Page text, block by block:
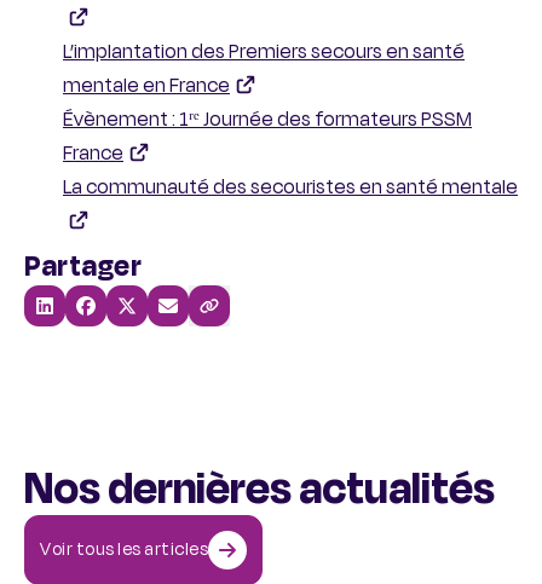
L’implantation des Premiers secours en santé
mentale en France
Évènement : 1ʳᵉ Journée des formateurs PSSM
France
La communauté des secouristes en santé mentale
Partager
Partager sur linkedin
Partager sur facebook
Partager sur x-twitter
Partager par mail
Copier le lien de la page
Nos dernières actualités
Voir tous les articles